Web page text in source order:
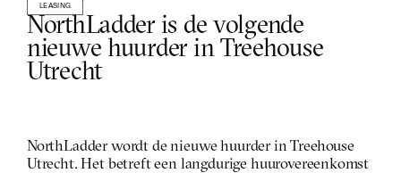
LEASING
NorthLadder is de volgende
nieuwe huurder in Treehouse
Utrecht
NorthLadder wordt de nieuwe huurder in Treehouse
Utrecht. Het betreft een langdurige huurovereenkomst